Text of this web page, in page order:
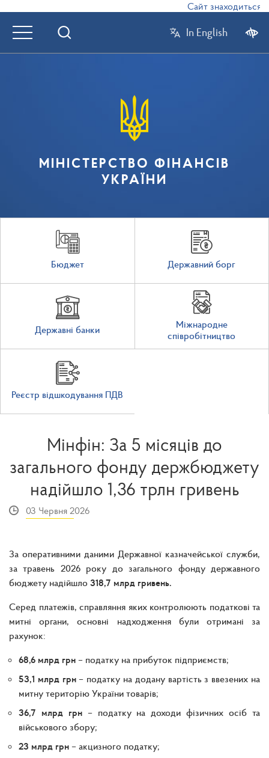
Сайт знаходиться в
In English
МІНІСТЕРСТВО ФІНАНСІВ
УКРАЇНИ
Бюджет Державний борг
Державні банки
Міжнародне
співробітництво
Реєстр відшкодування ПДВ
Мінфін: За 5 місяців до
загального фонду держбюджету
надійшло 1,36 трлн гривень
03 Червня 2026
За оперативними даними Державної казначейської служби,
за травень 2026 року до загального фонду державного
бюджету надійшло 318,7 млрд гривень.
Серед платежів, справляння яких контролюють податкові та
митні органи, основні надходження були отримані за
рахунок:
68,6 млрд грн – податку на прибуток підприємств;
53,1 млрд грн– податку на додану вартість з ввезених на
митну територію України товарів;
36,7 млрд грн– податку на доходи фізичних осіб та
військового збору;
23 млрд грн – акцизного податку;